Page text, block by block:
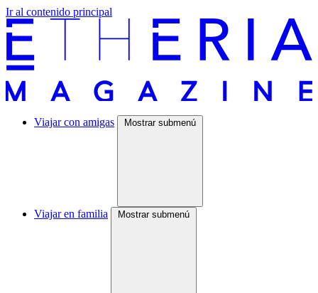
Ir al contenido principal
Viajar con amigas Mostrar submenú
Viajar en familia Mostrar submenú